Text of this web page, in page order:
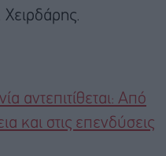
Χειρδάρης.
αντεπιτίθεται: Από
και στις επενδύσεις